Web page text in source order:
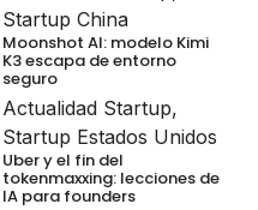
Startup China
Moonshot AI: modelo Kimi
K3 escapa de entorno
seguro
Actualidad Startup,
Startup Estados Unidos
Uber y el fin del
tokenmaxxing: lecciones de
IA para founders